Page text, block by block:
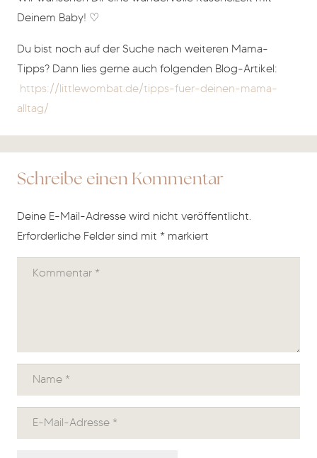
Deinem Baby! ♡
Du bist noch auf der Suche nach weiteren Mama-
Tipps? Dann lies gerne auch folgenden Blog-Artikel:
https://littlewombat.de/tipps-fuer-deinen-mama-
alltag/
Schreibe einen Kommentar
Deine E-Mail-Adresse wird nicht veröffentlicht.
Erforderliche Felder sind mit * markiert